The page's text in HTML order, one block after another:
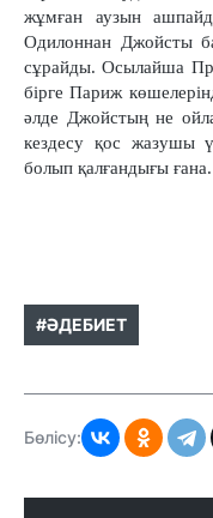
жұмған аузын
Одилоннан Джойсты
сұрайды. Осылайша
бірге Париж
әлде Джойстың не
кездесу қос жазушы
болып қалғандығы ғана.
#ӘДЕБИЕТ
Бөлісу: